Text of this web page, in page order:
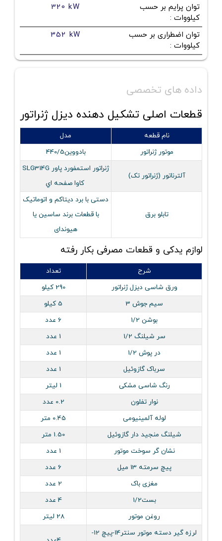
توان پرایم بر حسب
کیلووات :
320 kW
توان اضطراری بر حسب
کیلووات :
352 kW
داده های تخصصی
قطعات اصلی تشکیل دهنده دیزل ژنراتور
نام قطعه
مدل
موتور ژنراتور
بادووین440/5
آلترناتور (ژنراتور تک)
ژنراتور استمفورد پاور SLG314G
کاوا صفحه اي
تابلو برق
دستی با برد دیتاکم و اتوماتیک
با قطعات برند ساسین یا
هیوندای
لوازم یدکی و قطعات مصرفی بکار رفته
شرح
تعداد
ورق شاسی دیزل ژنراتور
290 کیلو
سیم جوش 3
5 کیلو
بوشن 1/2
6 عدد
سر شیلنگ 1/2
1 عدد
در پوش 1/2
1 عدد
سرباک گازوئیل
1 عدد
رنگ شاسی مشکی
1 لیتر
نوار تفلون
0.2 عدد
لوله آلمینیومی
0.45 متر
شیلنگ منجید دار گازوئیل
1.50 متر
نشان گر سوخت موتور
1 عدد
پیچ سرمته 13 میل
6 عدد
مغزی باک
2 عدد
بست1/2
4 عدد
روغن موتور
28 لیتر
لرزه گير دسته موتور سنتر14-پيچ 12-